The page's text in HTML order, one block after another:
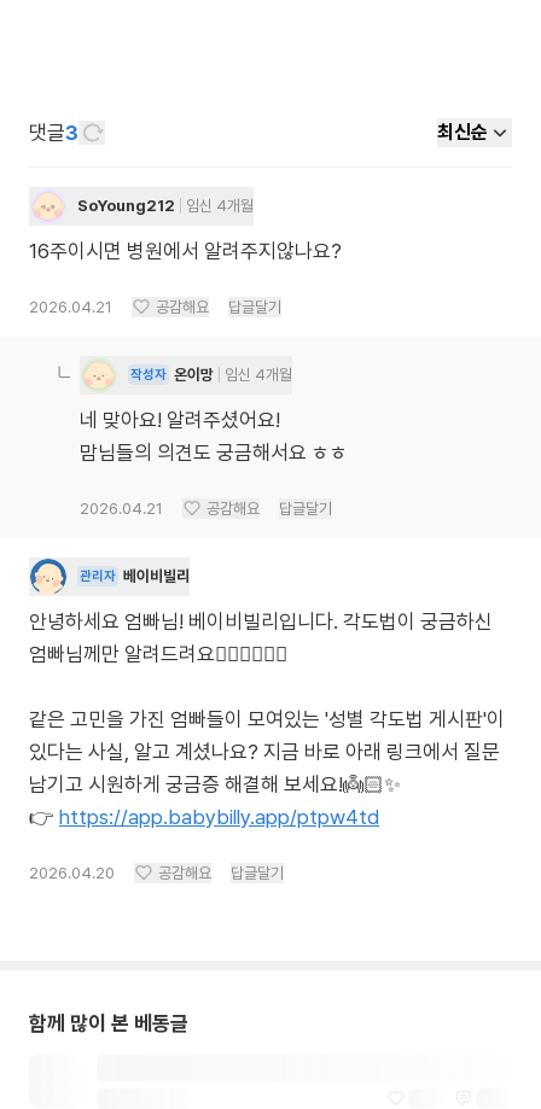
댓글3 최신순
SoYoung212 임신 4개월
16주이시면 병원에서 알려주지않나요?
2026.04.21 공감해요 답글달기
작성자 온이망 임신 4개월
네 맞아요! 알려주셨어요!
맘님들의 의견도 궁금해서요 ㅎㅎ
2026.04.21 공감해요 답글달기
관리자 베이비빌리
안녕하세요 엄빠님! 베이비빌리입니다. 각도법이 궁금하신
엄빠님께만 알려드려요🙋🏻‍♀️🙋🏻‍♂️
같은 고민을 가진 엄빠들이 모여있는 '성별 각도법 게시판'이
있다는 사실, 알고 계셨나요? 지금 바로 아래 링크에서 질문
남기고 시원하게 궁금증 해결해 보세요!👼🏻✨
👉 https://app.babybilly.app/ptpw4td
2026.04.20 공감해요 답글달기
함께 많이 본 베동글